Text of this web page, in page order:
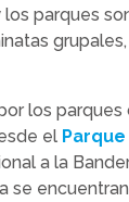
parques
los
el
a la
se